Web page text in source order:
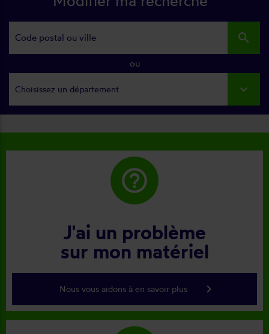
search
ou
Choisissez un département
help_outline
J'ai un problème
sur mon matériel
Nous vous aidons à en savoir plus keyboard_arrow_right